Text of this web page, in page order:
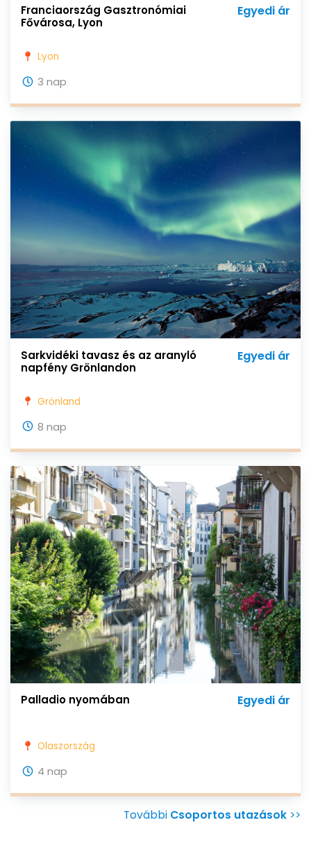
Franciaország Gasztronómiai
Fővárosa, Lyon
Egyedi ár
Lyon
3 nap
Sarkvidéki tavasz és az aranyló
napfény Grönlandon
Egyedi ár
Grönland
8 nap
Palladio nyomában Egyedi ár
Olaszország
4 nap
További Csoportos utazások >>